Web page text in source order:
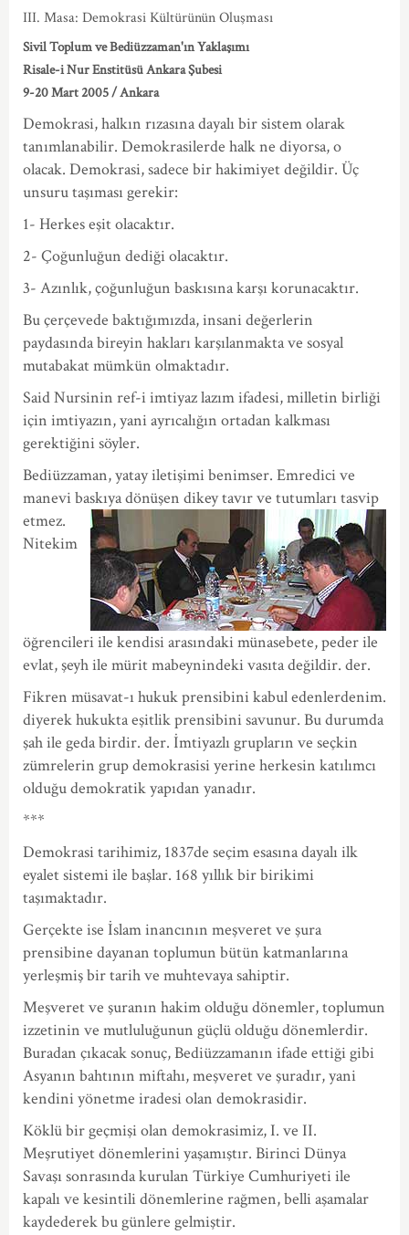
III. Masa: Demokrasi Kültürünün Oluşması
Sivil Toplum ve Bediüzzaman'ın Yaklaşımı
Risale-i Nur Enstitüsü Ankara Şubesi
9-20 Mart 2005 / Ankara
Demokrasi, halkın rızasına dayalı bir sistem olarak
tanımlanabilir. Demokrasilerde halk ne diyorsa, o
olacak. Demokrasi, sadece bir hakimiyet değildir. Üç
unsuru taşıması gerekir:
1- Herkes eşit olacaktır.
2- Çoğunluğun dediği olacaktır.
3- Azınlık, çoğunluğun baskısına karşı korunacaktır.
Bu çerçevede baktığımızda, insani değerlerin
paydasında bireyin hakları karşılanmakta ve sosyal
mutabakat mümkün olmaktadır.
Said Nursinin ref-i imtiyaz lazım ifadesi, milletin birliği
için imtiyazın, yani ayrıcalığın ortadan kalkması
gerektiğini söyler.
Bediüzzaman, yatay iletişimi benimser. Emredici ve
manevi baskıya dönüşen dikey tavır ve tutumları tasvip
etmez.
Nitekim
öğrencileri ile kendisi arasındaki münasebete, peder ile
evlat, şeyh ile mürit mabeynindeki vasıta değildir. der.
Fikren müsavat-ı hukuk prensibini kabul edenlerdenim.
diyerek hukukta eşitlik prensibini savunur. Bu durumda
şah ile geda birdir. der. İmtiyazlı grupların ve seçkin
zümrelerin grup demokrasisi yerine herkesin katılımcı
olduğu demokratik yapıdan yanadır.
***
Demokrasi tarihimiz, 1837de seçim esasına dayalı ilk
eyalet sistemi ile başlar. 168 yıllık bir birikimi
taşımaktadır.
Gerçekte ise İslam inancının meşveret ve şura
prensibine dayanan toplumun bütün katmanlarına
yerleşmiş bir tarih ve muhtevaya sahiptir.
Meşveret ve şuranın hakim olduğu dönemler, toplumun
izzetinin ve mutluluğunun güçlü olduğu dönemlerdir.
Buradan çıkacak sonuç, Bediüzzamanın ifade ettiği gibi
Asyanın bahtının miftahı, meşveret ve şuradır, yani
kendini yönetme iradesi olan demokrasidir.
Köklü bir geçmişi olan demokrasimiz, I. ve II.
Meşrutiyet dönemlerini yaşamıştır. Birinci Dünya
Savaşı sonrasında kurulan Türkiye Cumhuriyeti ile
kapalı ve kesintili dönemlerine rağmen, belli aşamalar
kaydederek bu günlere gelmiştir.